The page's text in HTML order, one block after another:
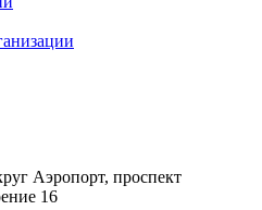
Аэропорт, проспект
16